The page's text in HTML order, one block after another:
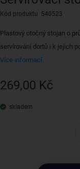
Kód produktu 540523
Plastový otočný stojan o
servírování dortů i k jejich
Více informací
269,00 Kč
skladem